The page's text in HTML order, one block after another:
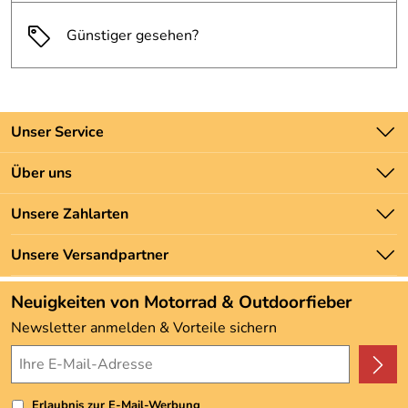
Günstiger gesehen?
Unser Service
Kontakt
Batteriegesetz
Newsletter
Zahlung und Versand
Über uns
Unsere Bestseller
Marken
Neu
Angebote
Kundenbewertungen (3.493)
4,9/5*****
Unsere Zahlarten
Unsere Versandpartner
Neuigkeiten von Motorrad & Outdoorfieber
Newsletter anmelden & Vorteile sichern